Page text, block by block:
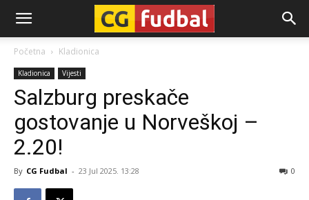
CG-
Fudbal
Početna Kladionica
Kladionica Vijesti
Salzburg preskače
gostovanje u Norveškoj –
2.20!
By CG Fudbal - 23 Jul 2025. 13:28 0